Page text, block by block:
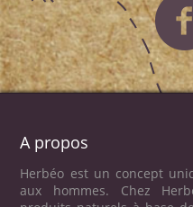
A propos
Herbéo est un concept
aux hommes. Chez